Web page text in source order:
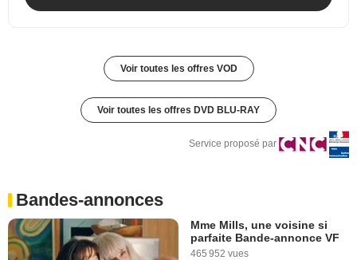
Voir toutes les offres VOD
Voir toutes les offres DVD BLU-RAY
Service proposé par
Bandes-annonces
Mme Mills, une voisine si
parfaite Bande-annonce VF
465 952 vues